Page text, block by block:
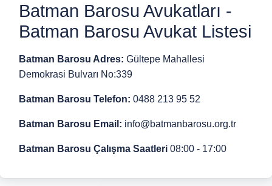
Batman Barosu Avukatları -
Batman Barosu Avukat Listesi
Batman Barosu Adres: Gültepe Mahallesi
Demokrasi Bulvarı No:339
Batman Barosu Telefon: 0488 213 95 52
Batman Barosu Email: info@batmanbarosu.org.tr
Batman Barosu Çalışma Saatleri 08:00 - 17:00